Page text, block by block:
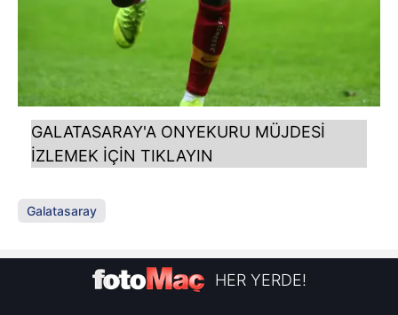
GALATASARAY'A ONYEKURU MÜJDESİ
İZLEMEK İÇİN TIKLAYIN
Galatasaray
HER YERDE!